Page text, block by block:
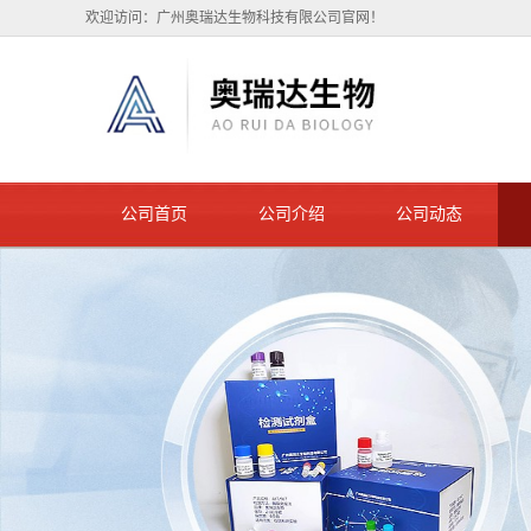
欢迎访问：广州奥瑞达生物科技有限公司官网！
公司首页 公司介绍 公司动态